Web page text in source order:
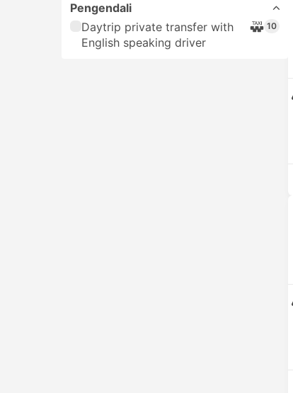
Pengendali
Daytrip private transfer with
English speaking driver
10